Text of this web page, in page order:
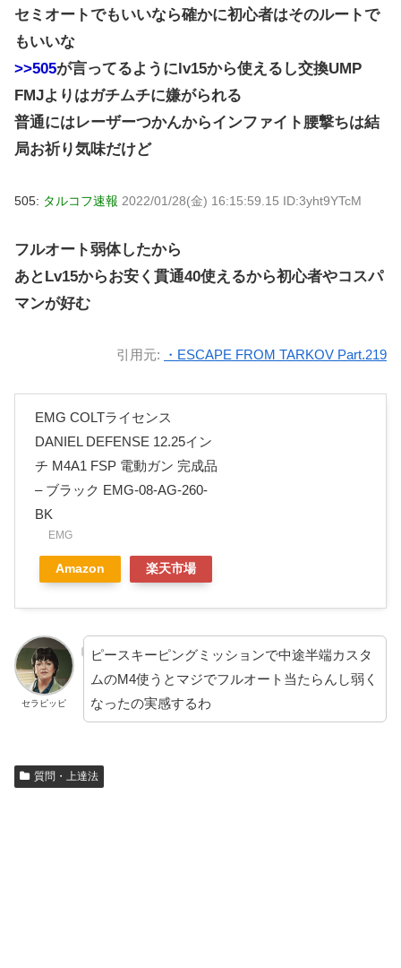
セミオートでもいいなら確かに初心者はそのルートで
もいいな
>>505が言ってるようにlv15から使えるし交換UMP
FMJよりはガチムチに嫌がられる
普通にはレーザーつかんからインファイト腰撃ちは結
局お祈り気味だけど
505: タルコフ速報 2022/01/28(金) 16:15:59.15 ID:3yht9YTcM
フルオート弱体したから
あとLv15からお安く貫通40使えるから初心者やコスパ
マンが好む
引用元: ・ESCAPE FROM TARKOV Part.219
EMG COLTライセンス
DANIEL DEFENSE 12.25イン
チ M4A1 FSP 電動ガン 完成品
– ブラック EMG-08-AG-260-
BK
EMG
Amazon 楽天市場
セラピッピ
ピースキーピングミッションで中途半端カスタ
ムのM4使うとマジでフルオート当たらんし弱く
なったの実感するわ
質問・上達法